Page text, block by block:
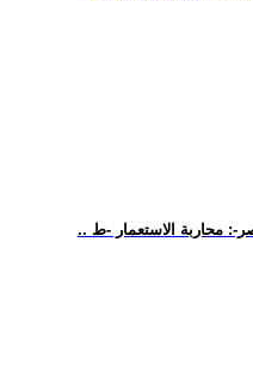
: محاربة الاستعمار -ط